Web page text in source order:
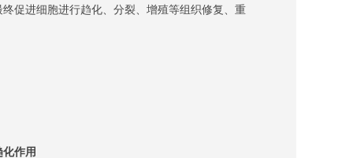
促进细胞进行趋化、分裂、增殖等组织修复、重
化作用